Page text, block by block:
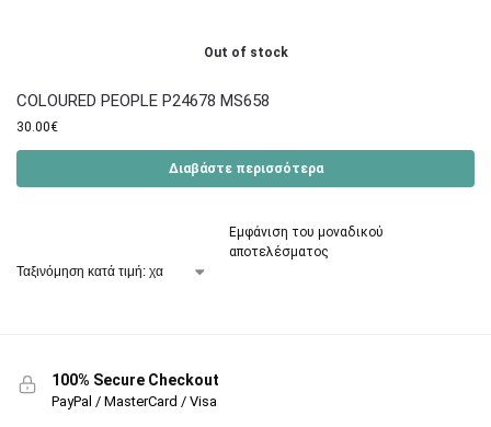
Out of stock
COLOURED PEOPLE P24678 MS658
30.00€
Διαβάστε περισσότερα
Εμφάνιση του μοναδικού
αποτελέσματος
100% Secure Checkout
PayPal / MasterCard / Visa